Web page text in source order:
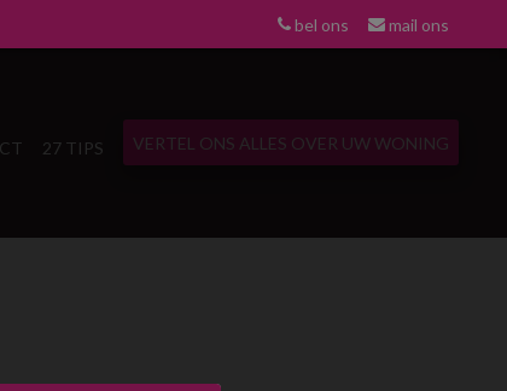
bel ons mail ons
27 TIPS VERTEL ONS ALLES OVER UW WONING